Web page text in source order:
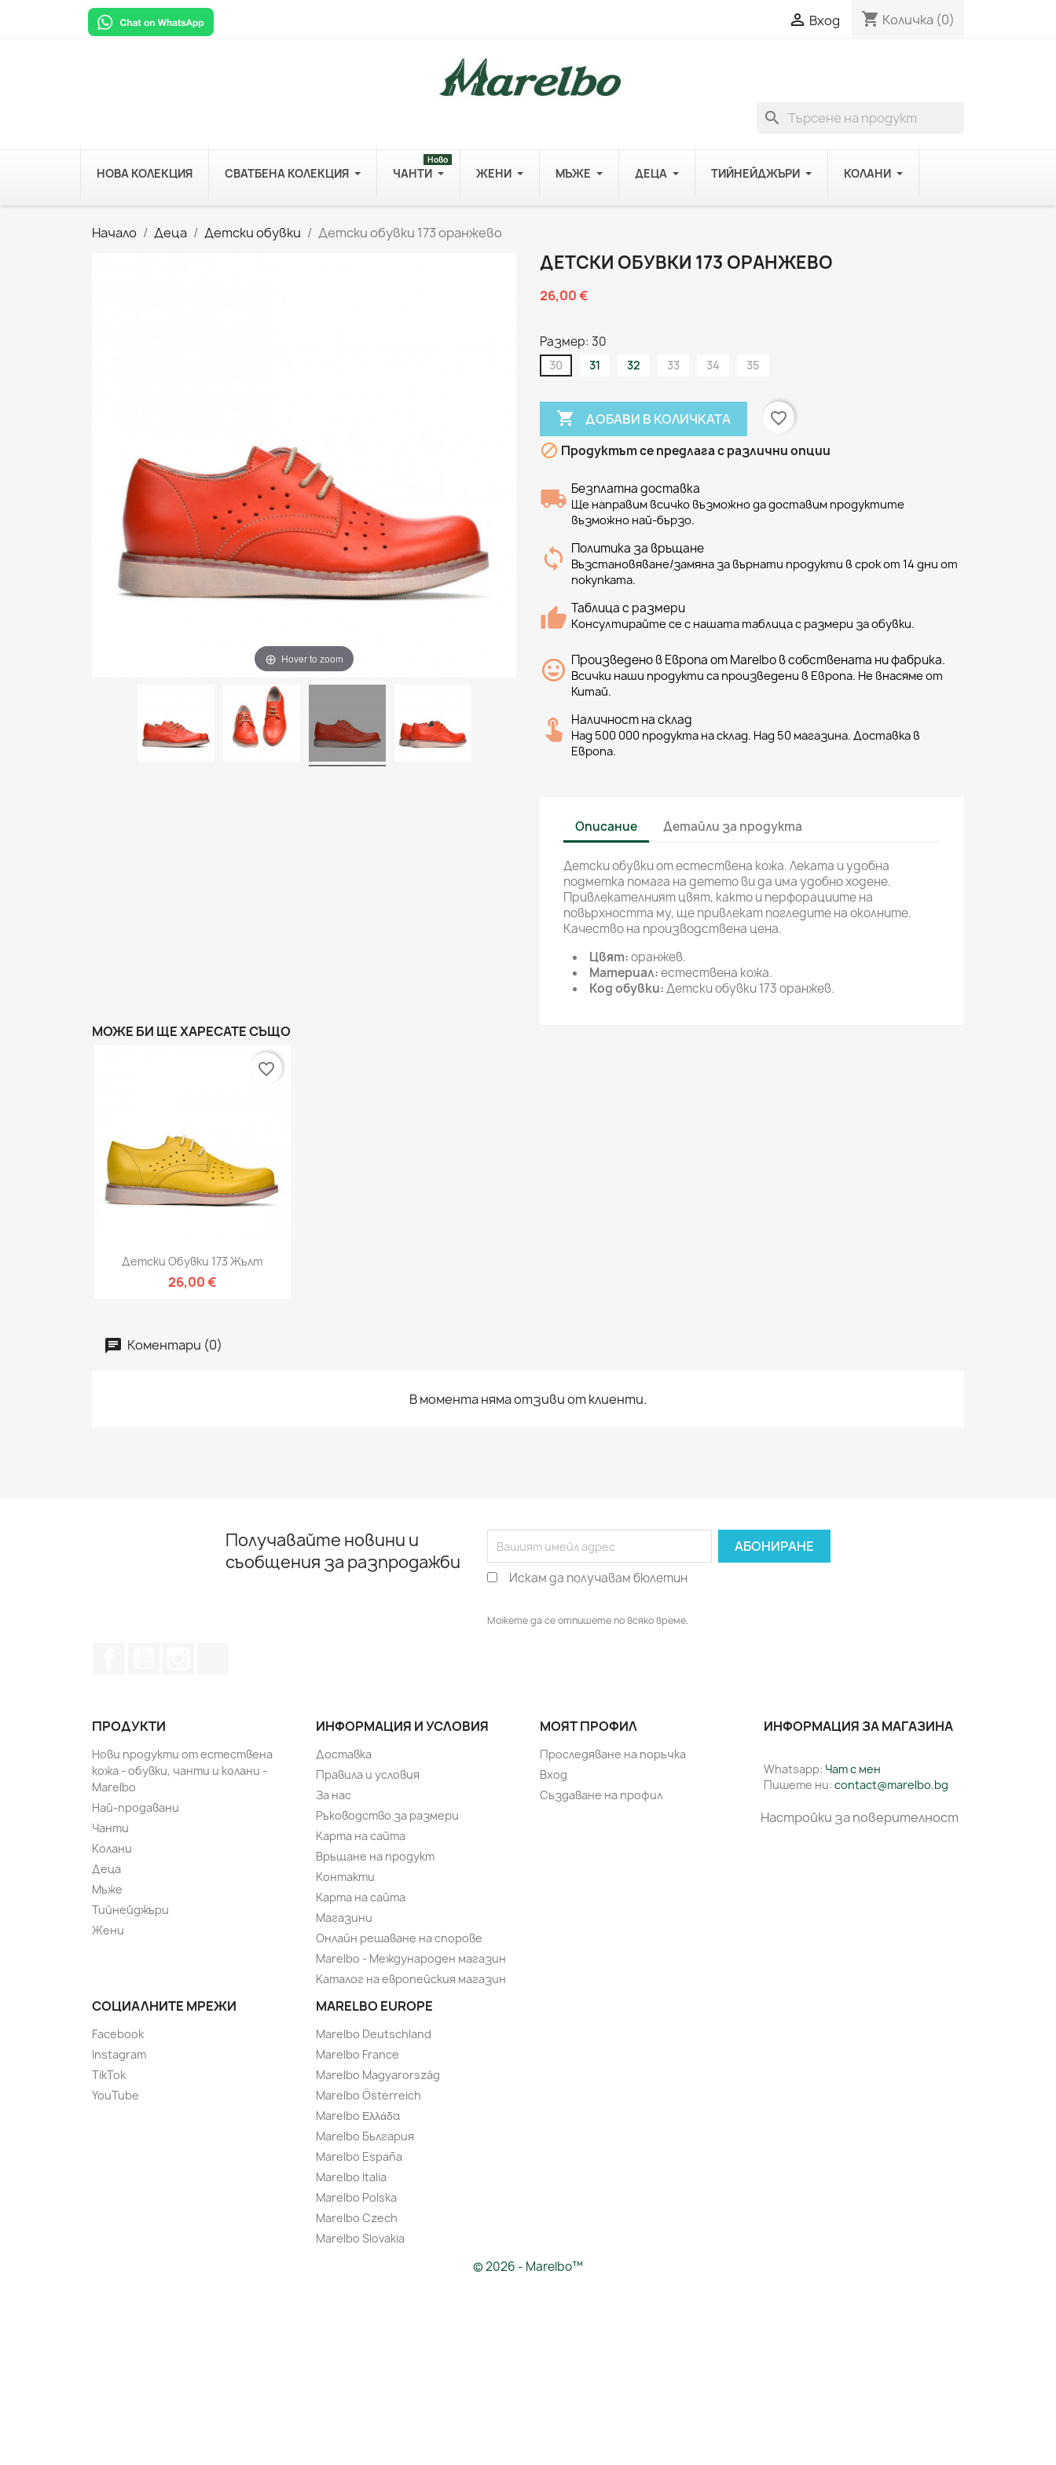
 Вход shopping_cart Количка (0)
search
НОВА КОЛЕКЦИЯ СВАТБЕНА КОЛЕКЦИЯ ЧАНТИ
Ново
ЖЕНИ МЪЖЕ ДЕЦА ТИЙНЕЙДЖЪРИ КОЛАНИ
Начало Деца Детски обувки Детски обувки 173 оранжево
Hover to zoom
ДЕТСКИ ОБУВКИ 173 ОРАНЖЕВО
26,00 €
Размер: 30
30 31 32 33 34 35
 ДОБАВИ В КОЛИЧКАТА
favorite_border
 Продуктът се предлага с различни опции
Безплатна доставка
Ще направим всичко възможно да доставим продуктите
възможно най-бързо.
Политика за връщане
Възстановяване/замяна за върнати продукти в срок от 14 дни от
покупката.
Таблица с размери
Консултирайте се с нашата таблица с размери за обувки.
Произведено в Европа от Marelbo в собствената ни фабрика.
Всички наши продукти са произведени в Европа. Не внасяме от
Китай.
Наличност на склад
Над 500 000 продукта на склад. Над 50 магазина. Доставка в
Европа.
Описание Детайли за продукта
Детски обувки от естествена кожа. Леката и удобна
подметка помага на детето ви да има удобно ходене.
Привлекателният цвят, както и перфорациите на
повърхността му, ще привлекат погледите на околните.
Качество на производствена цена.
Цвят:оранжев.
Материал:естествена кожа.
Код обувки:Детски обувки 173 оранжев.
МОЖЕ БИ ЩЕ ХАРЕСАТЕ СЪЩО
Бърз преглед
Детски Обувки 173 Жълт
26,00 €
favorite_border
Коментари (0)
В момента няма отзиви от клиенти.
Получавайте новини и
съобщения за разпродажби
Искам да получавам бюлетин
Можете да се отпишете по всяко време.
ПРОДУКТИ
Нови продукти от естествена
кожа - обувки, чанти и колани -
Marelbo
Най-продавани
Чанти
Колани
Деца
Мъже
Тийнейджъри
Жени
ИНФОРМАЦИЯ И УСЛОВИЯ
Доставка
Правила и условия
За нас
Ръководство за размери
Карта на сайта
Връщане на продукт
Контакти
Карта на сайта
Магазини
Онлайн решаване на спорове
Marelbo - Международен магазин
Каталог на европейския магазин
СОЦИАЛНИТЕ МРЕЖИ
Facebook
Instagram
TikTok
YouTube
MARELBO EUROPE
Marelbo Deutschland
Marelbo France
Marelbo Magyarország
Marelbo Österreich
Marelbo Ελλάδα
Marelbo България
Marelbo España
Marelbo Italia
Marelbo Polska
Marelbo Czech
Marelbo Slovakia
МОЯТ ПРОФИЛ
Проследяване на поръчка
Вход
Създаване на профил
ИНФОРМАЦИЯ ЗА МАГАЗИНА
Whatsapp: Чат с мен
Пишете ни: contact@marelbo.bg
Настройки за поверителност
© 2026 - Marelbo™